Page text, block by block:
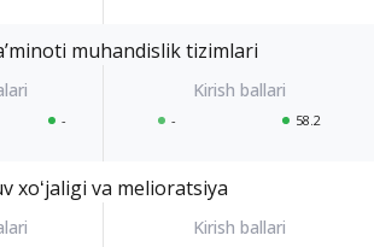
muhandislik tizimlari
- - 58.2
xoʻjaligi va melioratsiya